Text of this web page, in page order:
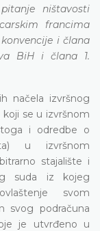
pitanje ništavosti
francima
i člana
BiH i člana 1.
načela izvršnog
se u izvršnom
i odredbe o
u izvršnom
stajalište i
suda iz kojeg
svom
svog podračuna
je utvrđeno u